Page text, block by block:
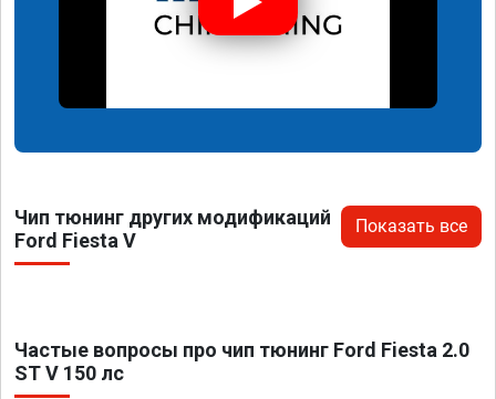
Чип тюнинг других модификаций
Ford Fiesta V
Показать все
Частые вопросы про чип тюнинг Ford Fiesta 2.0
ST V 150 лс